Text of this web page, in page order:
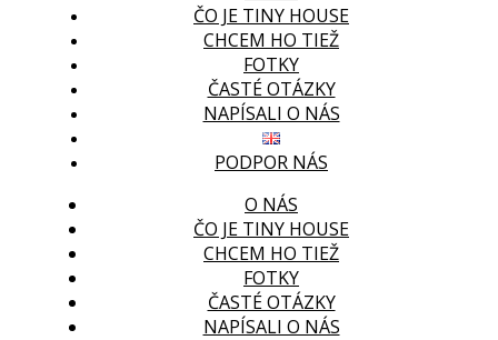
ČO JE TINY HOUSE
CHCEM HO TIEŽ
FOTKY
ČASTÉ OTÁZKY
NAPÍSALI O NÁS
PODPOR NÁS
O NÁS
ČO JE TINY HOUSE
CHCEM HO TIEŽ
FOTKY
ČASTÉ OTÁZKY
NAPÍSALI O NÁS